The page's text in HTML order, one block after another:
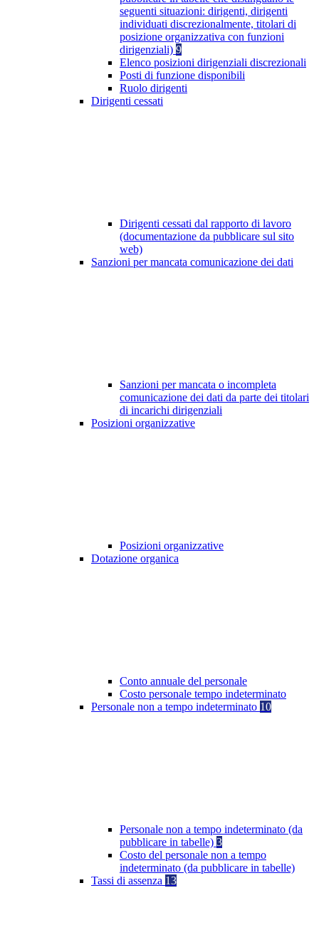
seguenti situazioni: dirigenti, dirigenti
individuati discrezionalmente, titolari di
posizione organizzativa con funzioni
dirigenziali) 9
Elenco posizioni dirigenziali discrezionali
Posti di funzione disponibili
Ruolo dirigenti
Dirigenti cessati
Dirigenti cessati dal rapporto di lavoro
(documentazione da pubblicare sul sito
web)
Sanzioni per mancata comunicazione dei dati
Sanzioni per mancata o incompleta
comunicazione dei dati da parte dei titolari
di incarichi dirigenziali
Posizioni organizzative
Posizioni organizzative
Dotazione organica
Conto annuale del personale
Costo personale tempo indeterminato
Personale non a tempo indeterminato 10
Personale non a tempo indeterminato (da
pubblicare in tabelle) 3
Costo del personale non a tempo
indeterminato (da pubblicare in tabelle)
Tassi di assenza 13